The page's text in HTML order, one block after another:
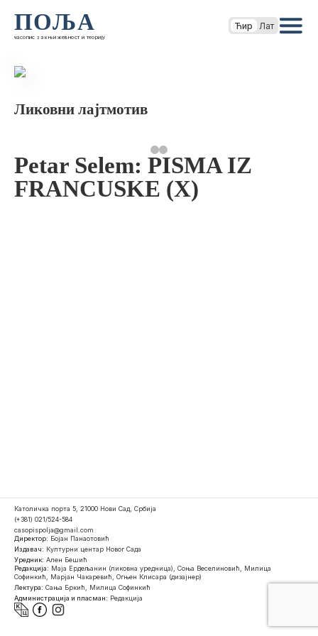
ПОЉА
часопис за књижевност и теорију
Ћир Лат
Ликовни лајтмотив
Petar Selem: PISMA IZ
FRANCUSKE (X)
Католичка порта 5, 21000 Нови Сад, Србија
(+381) 021/524-584
casopispolja@gmail.com
Директор: Бојан Панаотовић
Издавач: Културни центар Новог Сада
Уредник: Ален Бешић
Редакција: Маја Ердељанин (ликовна уредница), Соња Веселиновић, Милица
Софинкић, Марјан Чакаревић, Огњен Клисара (дизајнер)
Лектура: Сања Бркић, Милица Софинкић
Администрација и пласман: Редакција